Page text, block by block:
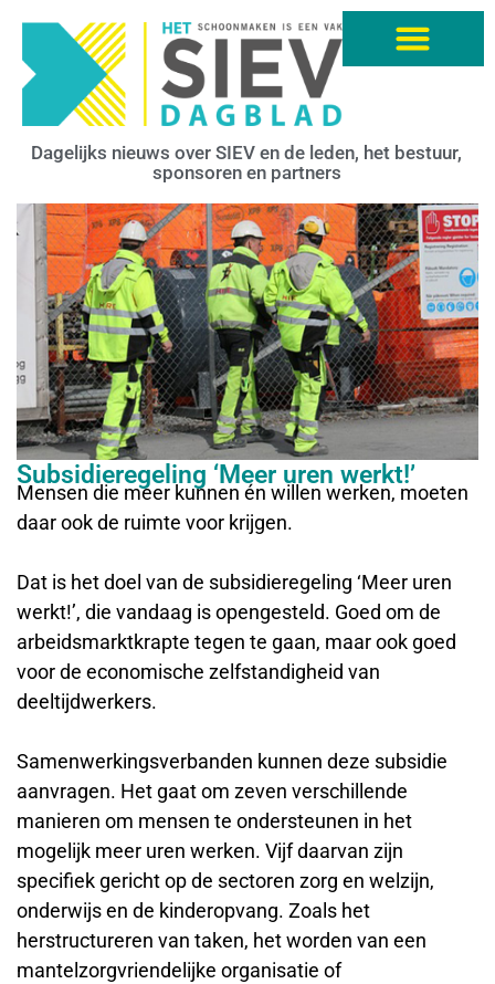
Dagelijks nieuws over SIEV en de leden, het bestuur,
sponsoren en partners
Subsidieregeling ‘Meer uren werkt!’
Mensen die meer kunnen én willen werken, moeten
daar ook de ruimte voor krijgen.
Dat is het doel van de subsidieregeling ‘Meer uren
werkt!’, die vandaag is opengesteld. Goed om de
arbeidsmarktkrapte tegen te gaan, maar ook goed
voor de economische zelfstandigheid van
deeltijdwerkers.
Samenwerkingsverbanden kunnen deze subsidie
aanvragen. Het gaat om zeven verschillende
manieren om mensen te ondersteunen in het
mogelijk meer uren werken. Vijf daarvan zijn
specifiek gericht op de sectoren zorg en welzijn,
onderwijs en de kinderopvang. Zoals het
herstructureren van taken, het worden van een
mantelzorgvriendelijke organisatie of